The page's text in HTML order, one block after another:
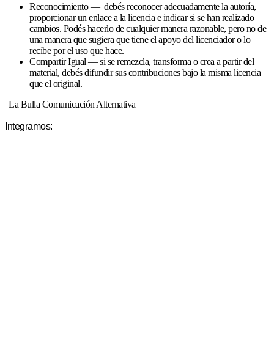
Reconocimiento — debés reconocer adecuadamente la autoría,
proporcionar un enlace a la licencia e indicar si se han realizado
cambios. Podés hacerlo de cualquier manera razonable, pero no de
una manera que sugiera que tiene el apoyo del licenciador o lo
recibe por el uso que hace.
Compartir Igual — si se remezcla, transforma o crea a partir del
material, debés difundir sus contribuciones bajo la misma licencia
que el original.
| La Bulla Comunicación Alternativa
Integramos: